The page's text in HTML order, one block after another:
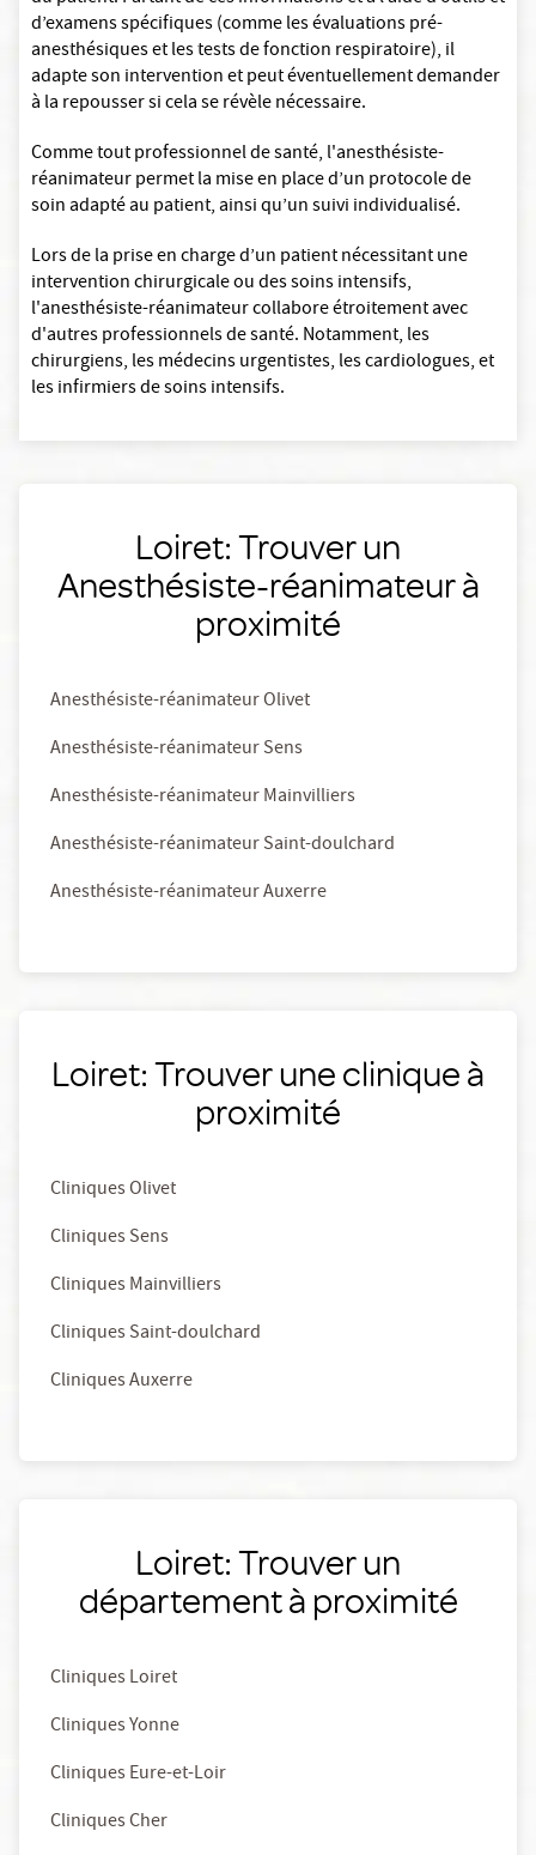
d’examens spécifiques (comme les évaluations pré-
anesthésiques et les tests de fonction respiratoire), il
adapte son intervention et peut éventuellement demander
à la repousser si cela se révèle nécessaire.
Comme tout professionnel de santé, l'anesthésiste-
réanimateur permet la mise en place d’un protocole de
soin adapté au patient, ainsi qu’un suivi individualisé.
Lors de la prise en charge d’un patient nécessitant une
intervention chirurgicale ou des soins intensifs,
l'anesthésiste-réanimateur collabore étroitement avec
d'autres professionnels de santé. Notamment, les
chirurgiens, les médecins urgentistes, les cardiologues, et
les infirmiers de soins intensifs.
Loiret: Trouver un
Anesthésiste-réanimateur à
proximité
Anesthésiste-réanimateur Olivet
Anesthésiste-réanimateur Sens
Anesthésiste-réanimateur Mainvilliers
Anesthésiste-réanimateur Saint-doulchard
Anesthésiste-réanimateur Auxerre
Loiret: Trouver une clinique à
proximité
Cliniques Olivet
Cliniques Sens
Cliniques Mainvilliers
Cliniques Saint-doulchard
Cliniques Auxerre
Loiret: Trouver un
département à proximité
Cliniques Loiret
Cliniques Yonne
Cliniques Eure-et-Loir
Cliniques Cher